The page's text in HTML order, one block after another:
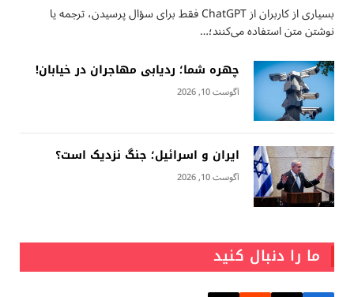
بسیاری از کاربران از ChatGPT فقط برای سؤال پرسیدن، ترجمه یا
نوشتن متن استفاده می‌کنند؛…
چهره شما؛ ردیابی مهاجران در خیابان!
آگوست 10, 2026
ایران و اسرائیل؛ جنگ نزدیک است؟
آگوست 10, 2026
ما را دنبال کنید